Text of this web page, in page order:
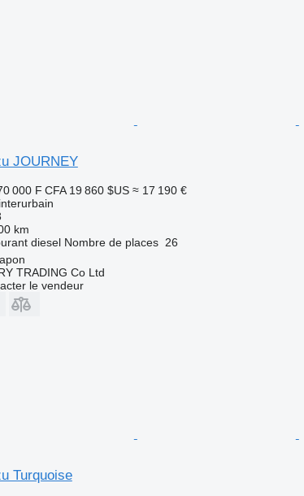
JOURNEY
000 F CFA 19 860 $US ≈ 17 190 €
km
diesel Nombre de places 26
TRADING Co Ltd
le vendeur
Turquoise